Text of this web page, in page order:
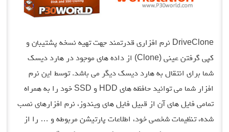
DriveClone نرم افزاری قدرتمند جهت تهیه نسخه پشتیبان و
کپی گرفتن عینی (Clone) از داده های موجود در هارد دیسک
شما برای انتقال به هارد دیسک دیگر می باشد. توسط این نرم
افزار شما می توانید حافظه های HDD و SSD خود را به همراه
تمامی فایل های آن از قبیل فایل های ویندوز، نرم افزارهای نصب
شده، تنظیمات شخصی خود، اطلاعات پارتیشن مربوطه و … را از